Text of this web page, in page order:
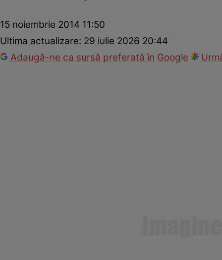
15 noiembrie 2014 11:50
Ultima actualizare: 29 iulie 2026 20:44
Adaugă-ne ca sursă preferată în Google